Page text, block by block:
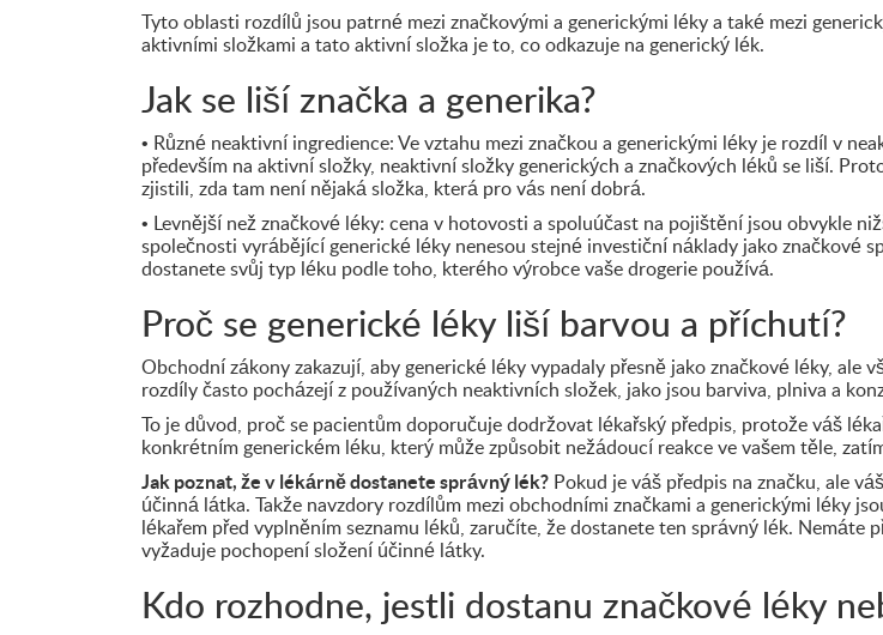
Tyto oblasti rozdílů jsou patrné mezi značkovými a generickými léky a také mezi
aktivními složkami a tato aktivní složka je to, co odkazuje na generický lék.
Jak se liší značka a generika?
• Různé neaktivní ingredience: Ve vztahu mezi značkou a generickými léky je rozdíl v
především na aktivní složky, neaktivní složky generických a značkových léků se liší.
zjistili, zda tam není nějaká složka, která pro vás není dobrá.
• Levnější než značkové léky: cena v hotovosti a spoluúčast na pojištění jsou obvykle
společnosti vyrábějící generické léky nenesou stejné investiční náklady jako značkové
dostanete svůj typ léku podle toho, kterého výrobce vaše drogerie používá.
Proč se generické léky liší barvou a příchutí?
Obchodní zákony zakazují, aby generické léky vypadaly přesně jako značkové léky,
rozdíly často pocházejí z používaných neaktivních složek, jako jsou barviva, plniva a
To je důvod, proč se pacientům doporučuje dodržovat lékařský předpis, protože váš
konkrétním generickém léku, který může způsobit nežádoucí reakce ve vašem těle,
Jak poznat, že v lékárně dostanete správný lék? Pokud je váš předpis na značku, ale
účinná látka. Takže navzdory rozdílům mezi obchodními značkami a generickými léky
lékařem před vyplněním seznamu léků, zaručíte, že dostanete ten správný lék.
vyžaduje pochopení složení účinné látky.
Kdo rozhodne, jestli dostanu značkové léky